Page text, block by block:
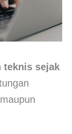
teknis sejak